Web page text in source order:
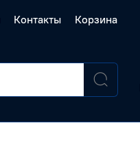
Контакты Корзина